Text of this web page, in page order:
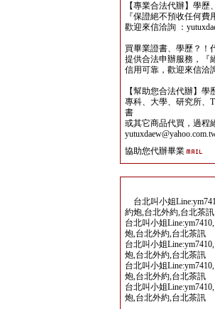
【專業合法代辦】學
『保證絕不預收任何
歡迎來信洽詢 ：
買畢業證書、學歷？！
提供合法申辦服務，『
信用可靠，歡迎來信洽
【幫助您合法代辦】
專科、大學、研究所、
書
或其它商品代買，過程
協助您代辦畢業
台北叫小姐
約炮,台北外約,台北茶訊
台北叫小姐
炮,台北外約,台北茶訊
台北叫小姐
炮,台北外約,台北茶訊
台北叫小姐
炮,台北外約,台北茶訊
台北叫小姐
炮,台北外約,台北茶訊